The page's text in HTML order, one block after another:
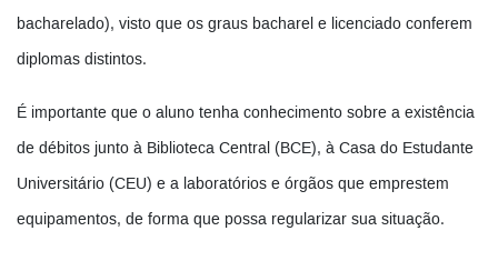
bacharelado), visto que os graus bacharel e licenciado conferem
diplomas distintos.
É importante que o aluno tenha conhecimento sobre a existência
de débitos junto à Biblioteca Central (BCE), à Casa do Estudante
Universitário (CEU) e a laboratórios e órgãos que emprestem
equipamentos, de forma que possa regularizar sua situação.